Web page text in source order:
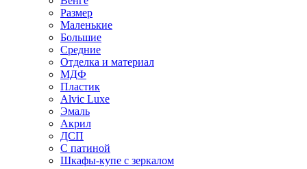
Размер
Маленькие
Большие
Средние
Отделка и материал
МДФ
Пластик
Alvic Luxe
Эмаль
Акрил
ДСП
С патиной
Шкафы-купе с зеркалом